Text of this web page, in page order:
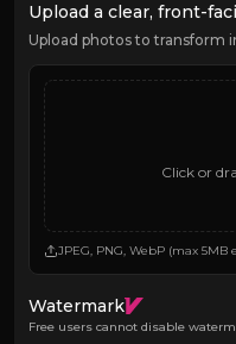
Upload a clear, front-
Upload photos to transform
Click or
JPEG, PNG, WebP (max 5MB
Watermark
Free users cannot disable